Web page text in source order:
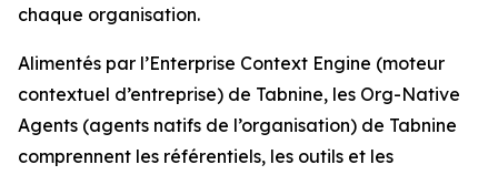
chaque organisation.
Alimentés par l’Enterprise Context Engine (moteur
contextuel d’entreprise) de Tabnine, les Org-Native
Agents (agents natifs de l’organisation) de Tabnine
comprennent les référentiels, les outils et les